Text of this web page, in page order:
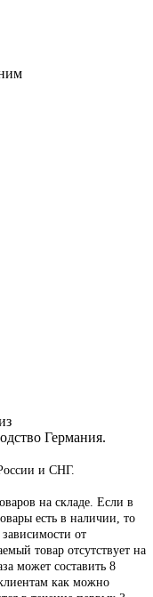
Германия.
и СНГ.
на складе. Если в
есть в наличии, то
от
товар отсутствует на
может составить 8
как можно